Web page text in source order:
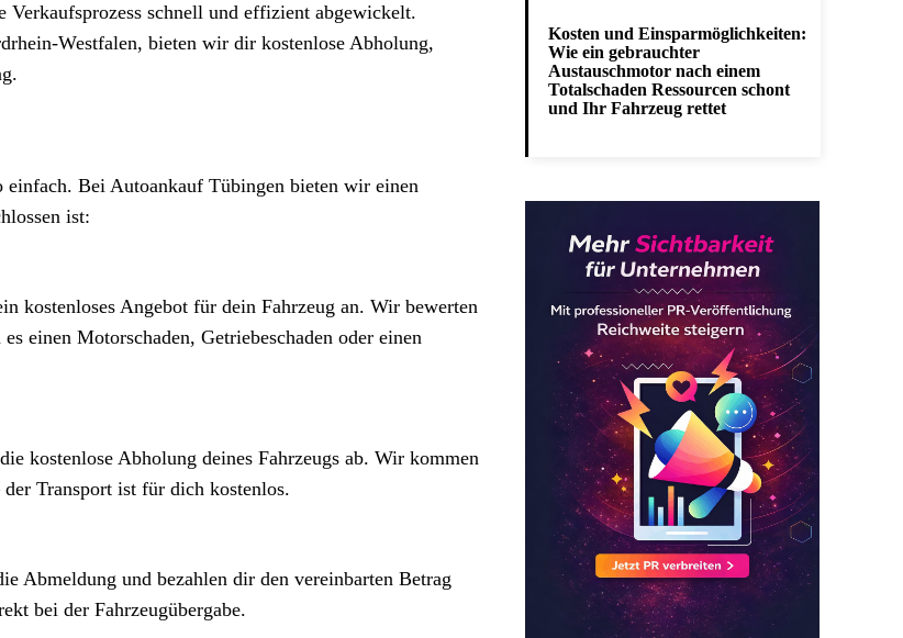
Verkaufsprozess schnell und effizient abgewickelt.
Westfalen, bieten wir dir kostenlose Abholung,
einfach. Bei Autoankauf Tübingen bieten wir einen
ist:
kostenloses Angebot für dein Fahrzeug an. Wir bewerten
einen Motorschaden, Getriebeschaden oder einen
kostenlose Abholung deines Fahrzeugs ab. Wir kommen
Transport ist für dich kostenlos.
Abmeldung und bezahlen dir den vereinbarten Betrag
bei der Fahrzeugübergabe.
Kosten und Einsparmöglichkeiten:
Wie ein gebrauchter
Austauschmotor nach einem
Totalschaden Ressourcen schont
und Ihr Fahrzeug rettet